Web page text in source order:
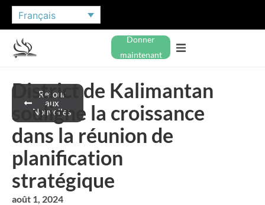
Français
Donner
maintenant
Retour
aux
Nouvelles
District de Kalimantan
souligne la croissance
dans la réunion de
planification
stratégique
août 1, 2024